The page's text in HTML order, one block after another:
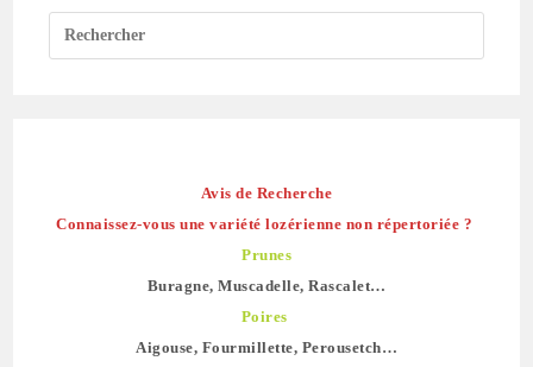
Avis de Recherche
Connaissez-vous une variété lozérienne non répertoriée ?
Prunes
Buragne, Muscadelle, Rascalet…
Poires
Aigouse, Fourmillette, Perousetch…